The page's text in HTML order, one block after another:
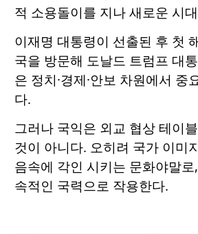
적 소용돌이를 지나 새로운 시
이재명 대통령이 선출된 후 첫
국을 방문해 도날드 트럼프 대
은 정치·경제·안보 차원에서 중
다.
그러나 국익은 외교 협상 테이
것이 아니다. 오히려 국가 이미
음속에 각인 시키는 문화야말
속적인 국력으로 작용한다.